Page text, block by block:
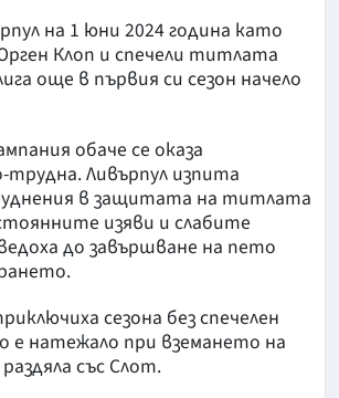
на 1 юни 2024 година като
Клоп и спечели титлата
още в първия си сезон начело
обаче се оказа
трудна. Ливърпул изпита
в защитата на титлата
изяви и слабите
до завършване на пето
сезона без спечелен
е натежало при вземането на
със Слот.